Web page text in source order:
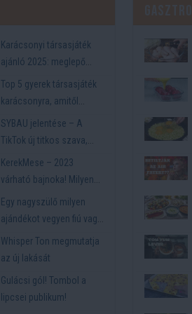
Karácsonyi társasjáték
ajánló 2025: meglepő
újdonságok minden
korosztálynak🎄🎲🎁
Top 5 gyerek társasjáték
karácsonyra, amitől
felpezsdül az ünnep🎄
SYBAU jelentése – A
TikTok új titkos szava,
amit a tinik nem akarnak,
hogy megértsd
KerekMese – 2023
várható bajnoka! Milyen
videókat néznek
gyermekeink?
Egy nagyszülő milyen
ajándékot vegyen fiú vagy
lány unokájának, aminek
örülni is fog a gyerek?
Whisper Ton megmutatja
az új lakását
Gulácsi gól! Tombol a
lipcsei publikum!